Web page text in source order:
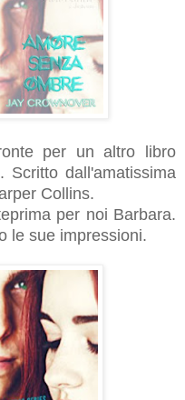
per un altro libro
Scritto dall'amatissima
Collins.
per noi Barbara.
le sue impressioni.